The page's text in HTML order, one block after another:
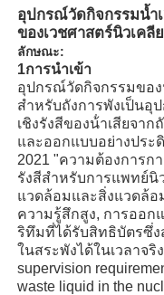
อุปกรณ์วัดกิจกรรมน้ำ
ของเวชศาสตร์นิวเคลี
ลักษณะ:
1การนําเข้า
อุปกรณ์วัดกิจกรรมของ
สําหรับถังการพังเป็นอุ
เชิงรังสีของน้ําเสียจา
และออกแบบอย่างประ
2021 "ความต้องการก
รังสีสําหรับการแพทย์นิ
แวดล้อมและสิ่งแวดล้อ
ความรู้สึกสูง, การออก
ริทึมที่ได้รับสิทธิบัตรซึ่ง
ในสระพังได้ในเวลาจริ
supervision
waste liquid in the